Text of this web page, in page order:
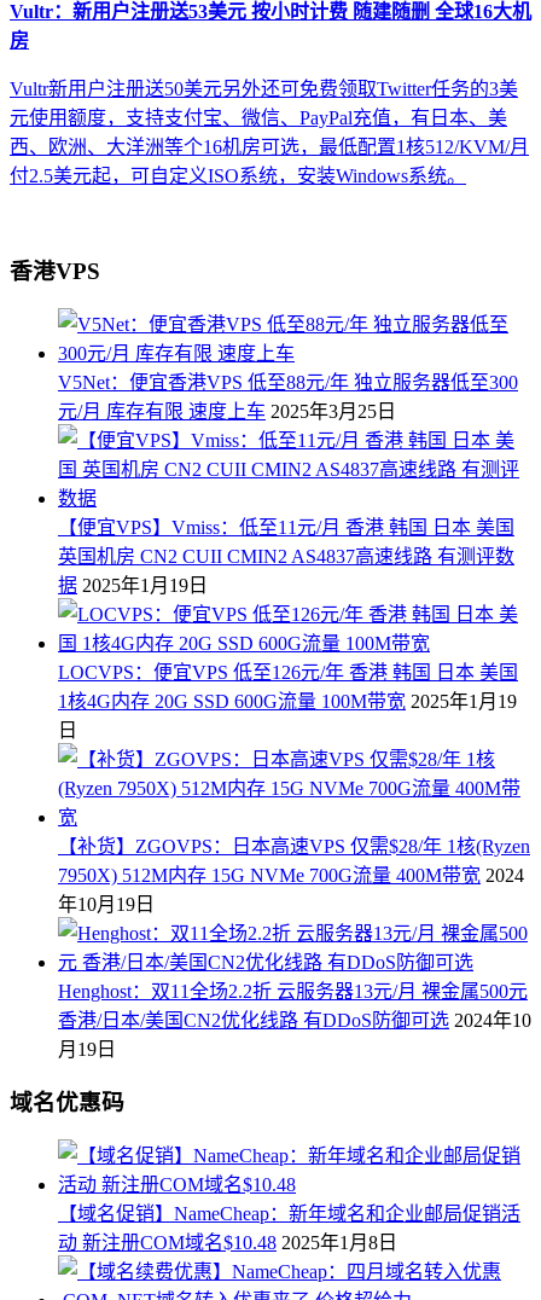
Vultr：新用户注册送53美元 按小时计费 随建随删 全球16大机
房
Vultr新用户注册送50美元另外还可免费领取Twitter任务的3美
元使用额度，支持支付宝、微信、PayPal充值，有日本、美
西、欧洲、大洋洲等个16机房可选，最低配置1核512/KVM/月
付2.5美元起，可自定义ISO系统，安装Windows系统。
香港VPS
V5Net：便宜香港VPS 低至88元/年 独立服务器低至300
元/月 库存有限 速度上车 2025年3月25日
【便宜VPS】Vmiss：低至11元/月 香港 韩国 日本 美国
英国机房 CN2 CUII CMIN2 AS4837高速线路 有测评数
据 2025年1月19日
LOCVPS：便宜VPS 低至126元/年 香港 韩国 日本 美国
1核4G内存 20G SSD 600G流量 100M带宽 2025年1月19
日
【补货】ZGOVPS：日本高速VPS 仅需$28/年 1核(Ryzen
7950X) 512M内存 15G NVMe 700G流量 400M带宽 2024
年10月19日
Henghost：双11全场2.2折 云服务器13元/月 裸金属500元
香港/日本/美国CN2优化线路 有DDoS防御可选 2024年10
月19日
域名优惠码
【域名促销】NameCheap：新年域名和企业邮局促销活
动 新注册COM域名$10.48 2025年1月8日